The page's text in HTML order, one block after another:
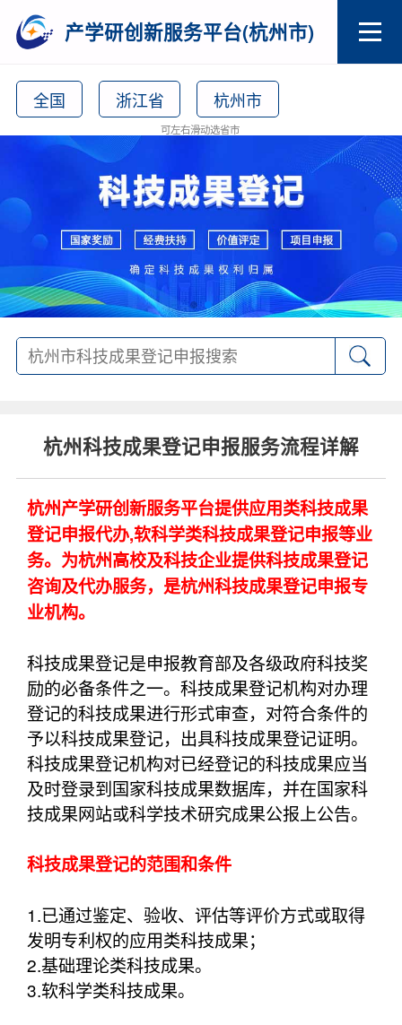
产学研创新服务平台(杭州市)
全国 浙江省 杭州市
可左右滑动选省市
杭州科技成果登记申报服务流程详解
杭州产学研创新服务平台提供应用类科技成果
登记申报代办,软科学类科技成果登记申报等业
务。为杭州高校及科技企业提供科技成果登记
咨询及代办服务，是杭州科技成果登记申报专
业机构。
科技成果登记是申报教育部及各级政府科技奖
励的必备条件之一。科技成果登记机构对办理
登记的科技成果进行形式审查，对符合条件的
予以科技成果登记，出具科技成果登记证明。
科技成果登记机构对已经登记的科技成果应当
及时登录到国家科技成果数据库，并在国家科
技成果网站或科学技术研究成果公报上公告。
科技成果登记的范围和条件
1.已通过鉴定、验收、评估等评价方式或取得
发明专利权的应用类科技成果；
2.基础理论类科技成果。
3.软科学类科技成果。